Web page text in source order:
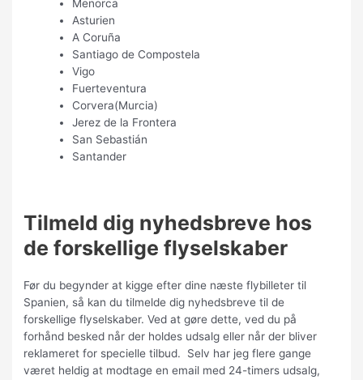
Menorca
Asturien
A Coruña
Santiago de Compostela
Vigo
Fuerteventura
Corvera(Murcia)
Jerez de la Frontera
San Sebastián
Santander
Tilmeld dig nyhedsbreve hos
de forskellige flyselskaber
Før du begynder at kigge efter dine næste flybilleter til
Spanien, så kan du tilmelde dig nyhedsbreve til de
forskellige flyselskaber. Ved at gøre dette, ved du på
forhånd besked når der holdes udsalg eller når der bliver
reklameret for specielle tilbud. Selv har jeg flere gange
været heldig at modtage en email med 24-timers udsalg,